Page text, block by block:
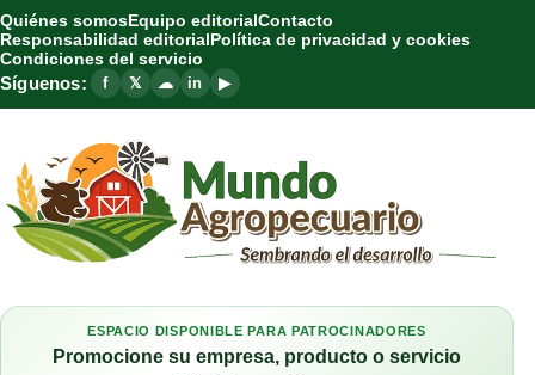
Quiénes somosEquipo editorialContacto
Responsabilidad editorialPolítica de privacidad y cookies
Condiciones del servicio
Síguenos: f 𝕏 ☁ in ▶
ESPACIO DISPONIBLE PARA PATROCINADORES
Promocione su empresa, producto o servicio